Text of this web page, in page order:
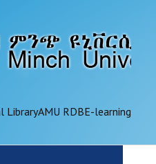
LibraryAMU RDBE-learning